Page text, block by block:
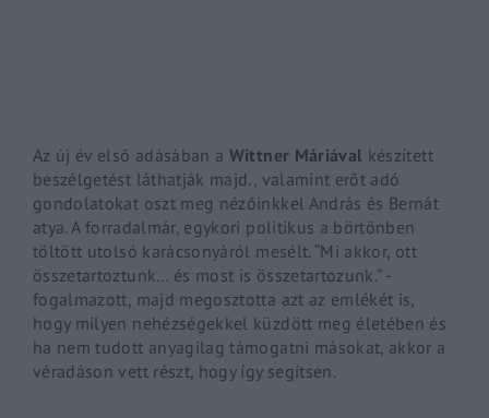
Az új év első adásában a Wittner Máriával készített
beszélgetést láthatják majd., valamint erőt adó
gondolatokat oszt meg nézőinkkel András és Bernát
atya. A forradalmár, egykori politikus a börtönben
töltött utolsó karácsonyáról mesélt. “Mi akkor, ott
összetartoztunk… és most is összetartozunk.” -
fogalmazott, majd megosztotta azt az emlékét is,
hogy milyen nehézségekkel küzdött meg életében és
ha nem tudott anyagilag támogatni másokat, akkor a
véradáson vett részt, hogy így segítsen.